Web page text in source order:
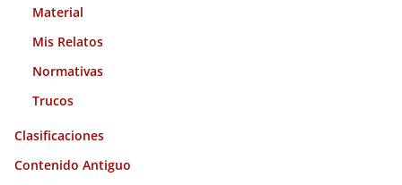
Material
Mis Relatos
Normativas
Trucos
Clasificaciones
Contenido Antiguo